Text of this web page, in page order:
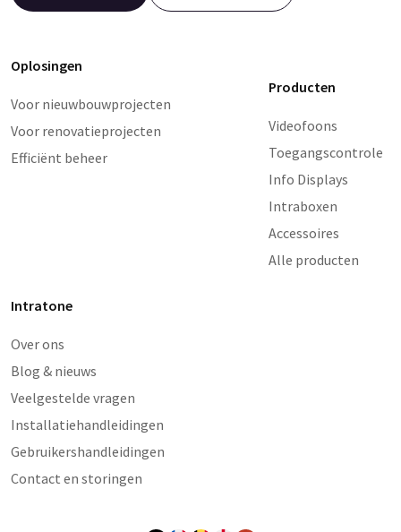
Oplosingen
Voor nieuwbouwprojecten
Voor renovatieprojecten
Efficiënt beheer
Producten
Videofoons
Toegangscontrole
Info Displays
Intraboxen
Accessoires
Alle producten
Intratone
Over ons
Blog & nieuws
Veelgestelde vragen
Installatiehandleidingen
Gebruikershandleidingen
Contact en storingen